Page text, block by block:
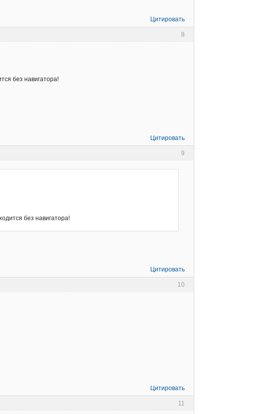
Цитировать
8
без навигатора!
Цитировать
9
без навигатора!
Цитировать
10
Цитировать
11